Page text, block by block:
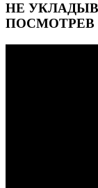
НЕ
ПОСМОТРЕВ